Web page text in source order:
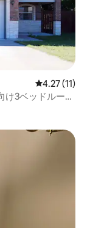
レビュー11
4.27 (11)
3ベッドルーム